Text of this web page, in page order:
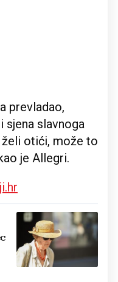
prevladao,
sjena slavnoga
otići, može to
je Allegri.